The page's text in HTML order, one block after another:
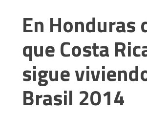
En Honduras
que Costa
sigue
Brasil 2014